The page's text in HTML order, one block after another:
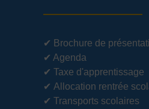
✔ Brochure de
✔ Agenda
✔ Taxe d'apprentissage
✔ Allocation rentrée
✔ Transports scolaires